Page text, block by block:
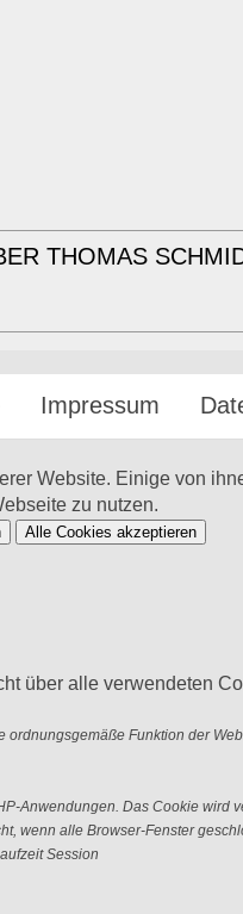
THOMAS
Impressum
Website. Einige von
zu nutzen.
Alle Cookies akzeptieren
über alle verwendeten
ordnungsgemäße Funktion der
Anwendungen. Das Cookie wird
wenn alle Browser-Fenster
Session